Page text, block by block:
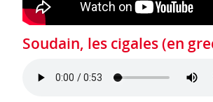
Soudain, les cigales (en